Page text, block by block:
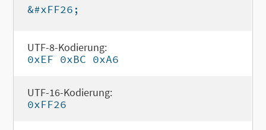
&#xFF26;
UTF-8-Kodierung:
0xEF 0xBC 0xA6
UTF-16-Kodierung:
0xFF26